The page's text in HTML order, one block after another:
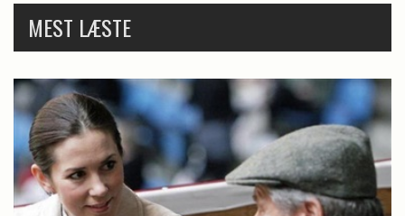
MEST LÆSTE